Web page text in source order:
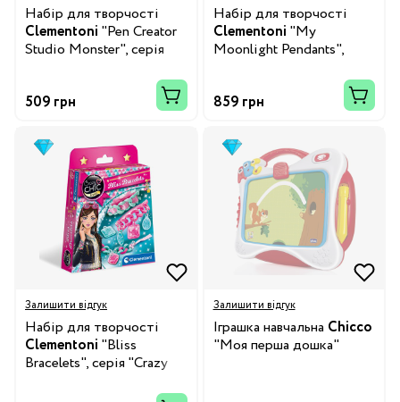
Набір для творчості
Clementoni "Pen Creator
Studio Monster", серія
509 грн
Набір для творчості
Clementoni "My
Moonlight Pendants",
859 грн
Залишити відгук
Набір для творчості
Clementoni "Bliss
Bracelets", серія "Crazy
Залишити відгук
Іграшка навчальна Chicco
"Моя перша дошка"